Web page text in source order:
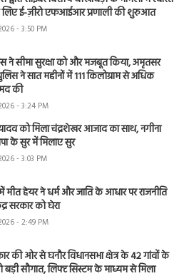
लिए ई-ज़ीरो एफआईआर प्रणाली की शुरुआत
- 3:50 PM
ने सीमा सुरक्षा को और मजबूत किया, अमृतसर
ने सात महीनों में 111 किलोग्राम से अधिक
की
- 3:24 PM
को मिला चंद्रशेखर आजाद का साथ, नगीना
के सुर में मिलाए सुर
- 3:03 PM
हेयर ने धर्म और जाति के आधार पर राजनीति
सरकार को घेरा
- 2:49 PM
की ओर से घनौर विधानसभा क्षेत्र के 42 गांवों के
बड़ी सौगात, लिफ्ट सिस्टम के माध्यम से मिला